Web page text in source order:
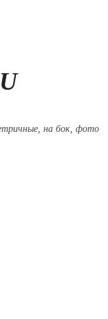
на бок, фото